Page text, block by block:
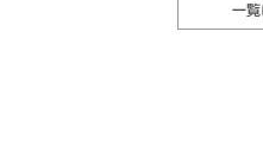
一覧